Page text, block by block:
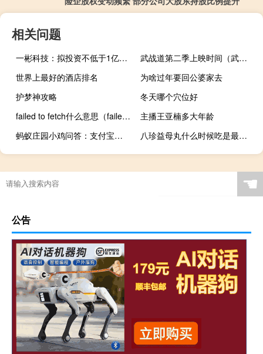
相关问题
一彬科技：拟投资不低于1亿元建设智能汽车内饰件研发、制造项目
武战道第二季上映时间（武战道第二季）
世界上最好的酒店排名
为啥过年要回公婆家去
护梦神攻略
冬天哪个穴位好
failed to fetch什么意思（failed to fetch）
主播王亚楠多大年龄
蚂蚁庄园小鸡问答：支付宝庄园小课堂答案6.12
八珍益母丸什么时候吃是最佳时期每个月都要吃（八珍益母丸什么时候吃）
☚
公告